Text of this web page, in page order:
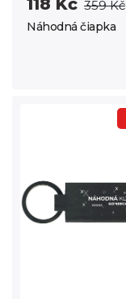
359 Kč
Náhodná čiapka